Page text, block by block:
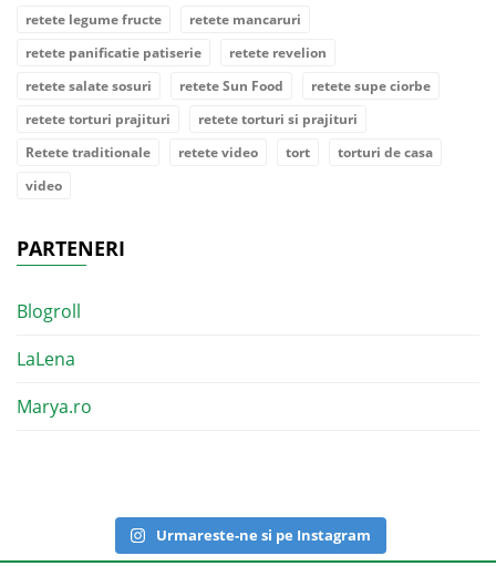
retete legume fructe
retete mancaruri
retete panificatie patiserie
retete revelion
retete salate sosuri
retete Sun Food
retete supe ciorbe
retete torturi prajituri
retete torturi si prajituri
Retete traditionale
retete video tort
torturi de casa
video
PARTENERI
Blogroll
LaLena
Marya.ro
Urmareste-ne si pe Instagram